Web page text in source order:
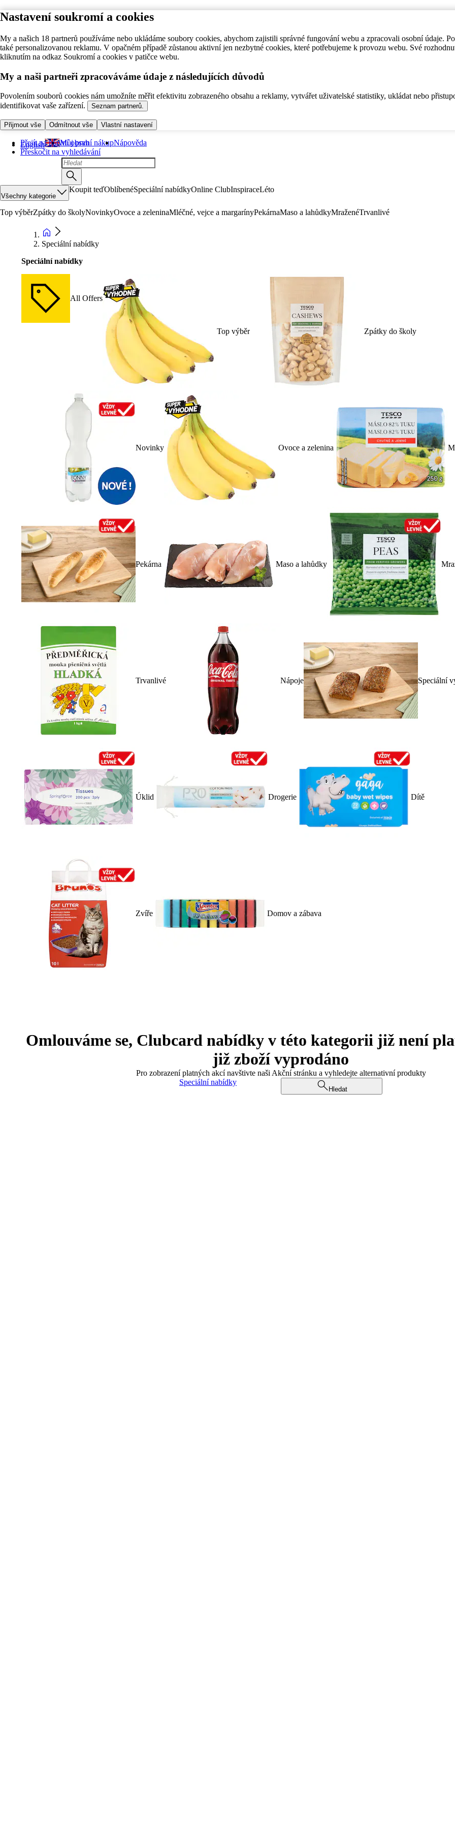
Nastavení soukromí a cookies
My a našich 18 partnerů používáme nebo ukládáme soubory cookies, abychom zajistili správné fungování webu a zpracovali osobní údaje.
také personalizovanou reklamu. V opačném případě zůstanou aktivní jen nezbytné cookies, které potřebujeme k provozu webu. Své
kliknutím na odkaz Soukromí a cookies v patičce webu.
My a naši partneři zpracováváme údaje z následujících důvodů
Povolením souborů cookies nám umožníte měřit efektivitu zobrazeného obsahu a reklamy, vytvářet uživatelské statistiky, ukládat nebo
identifikovat vaše zařízení.
Seznam partnerů.
Přijmout vše Odmítnout vše Vlastní nastavení
Přejít na hlavní obsah
Přeskočit na vyhledávání
English Můj první nákupNápověda
Všechny kategorie
Koupit teďOblíbenéSpeciální nabídkyOnline ClubInspiraceLéto
Top výběrZpátky do školyNovinkyOvoce a zeleninaMléčné, vejce a margarínyPekárnaMaso a lahůdkyMraženéTrvanlivé
Speciální nabídky
Speciální nabídky
All Offers
Top výběr Zpátky do školy
Novinky Ovoce a zelenina
Pekárna Maso a lahůdky
Trvanlivé Nápoje Speciální
Úklid Drogerie Dítě
Zvíře Domov a zábava
Omlouváme se, Clubcard nabídky v této kategorii již není
již zboží vyprodáno
Pro zobrazení platných akcí navštivte naši Akční stránku a vyhledejte alternativní produkty
Speciální nabídky
Hledat